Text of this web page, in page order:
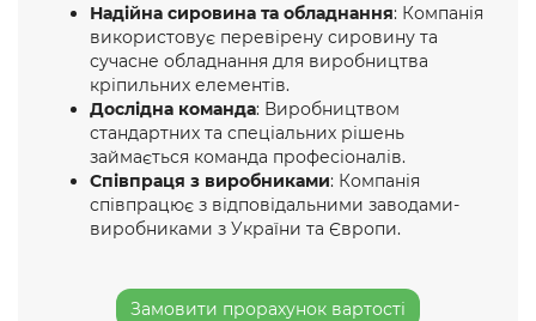
Надійна сировина та обладнання: Компанія
використовує перевірену сировину та
сучасне обладнання для виробництва
кріпильних елементів.
Дослідна команда: Виробництвом
стандартних та спеціальних рішень
займається команда професіоналів.
Співпраця з виробниками: Компанія
співпрацює з відповідальними заводами-
виробниками з України та Європи.
Замовити прорахунок вартості